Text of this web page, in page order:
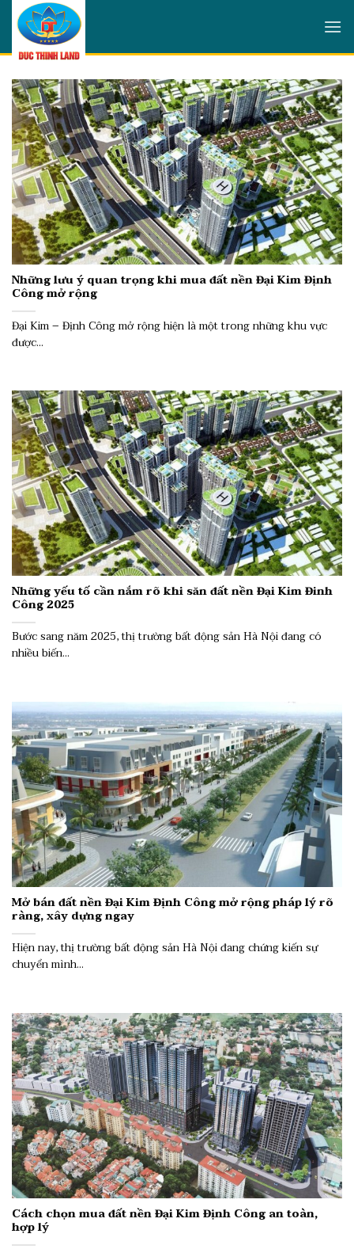
Skip
content
Những lưu ý quan trọng khi mua đất nền Đại Kim Định
Công mở rộng
Đại Kim – Định Công mở rộng hiện là một trong những khu vực
được...
Những yếu tố cần nắm rõ khi săn đất nền Đại Kim Đinh
Công 2025
Bước sang năm 2025, thị trường bất động sản Hà Nội đang có
nhiều biến...
Mở bán đất nền Đại Kim Định Công mở rộng pháp lý rõ
ràng, xây dựng ngay
Hiện nay, thị trường bất động sản Hà Nội đang chứng kiến sự
chuyển mình...
Cách chọn mua đất nền Đại Kim Định Công an toàn,
hợp lý